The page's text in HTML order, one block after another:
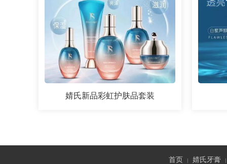
婧氏新品彩虹护肤品套装
首页 | 婧氏牙膏 |